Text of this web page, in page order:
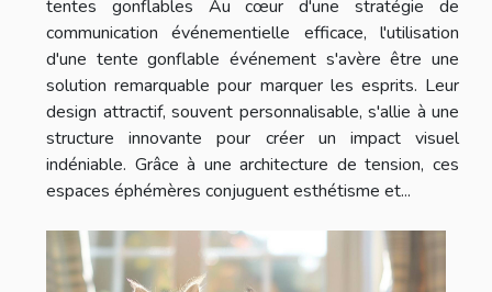
tentes gonflables Au cœur d'une stratégie de
communication événementielle efficace, l'utilisation
d'une tente gonflable événement s'avère être une
solution remarquable pour marquer les esprits. Leur
design attractif, souvent personnalisable, s'allie à une
structure innovante pour créer un impact visuel
indéniable. Grâce à une architecture de tension, ces
espaces éphémères conjuguent esthétisme et...